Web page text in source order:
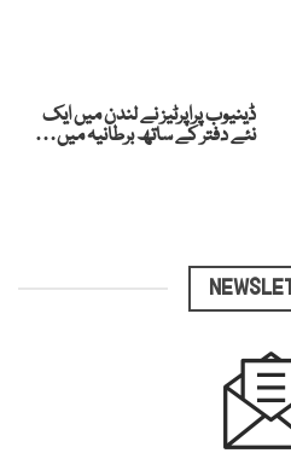
ڈینیوب پراپرٹیز نے لندن میں ایک
نئے دفتر کے ساتھ برطانیہ میں…